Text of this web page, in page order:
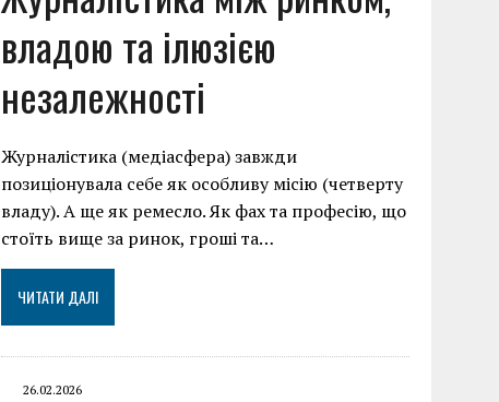
владою та ілюзією
незалежності
Журналістика (медіасфера) завжди
позиціонувала себе як особливу місію (четверту
владу). А ще як ремесло. Як фах та професію, що
стоїть вище за ринок, гроші та…
ЧИТАТИ ДАЛІ
26.02.2026